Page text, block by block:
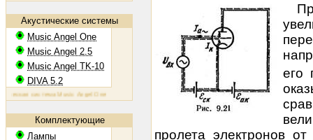
Акустические системы
Music Angel One
Music Angel 2.5
Music Angel TK-10
DIVA 5.2
система Music Angel One: 20 - 100 Вт, 38 Гц - 30 кГц, 86 Дб/Вт/мАкустическая система Music
Комплектующие
Лампы
его
пролета электронов